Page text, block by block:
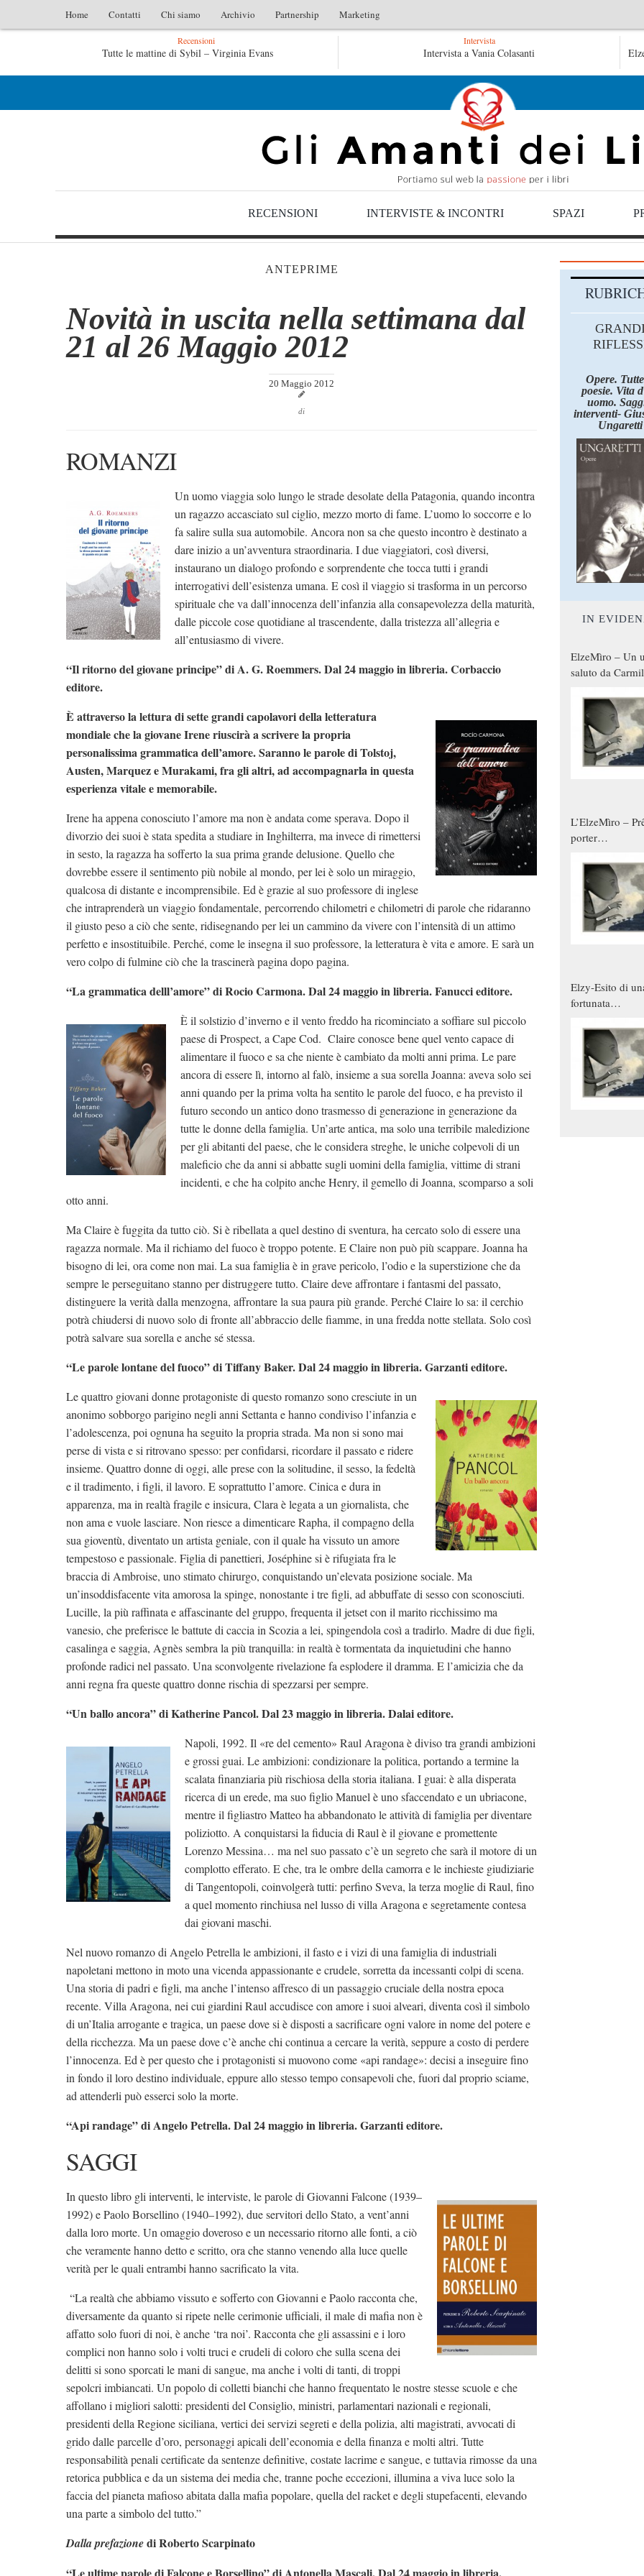
Home Contatti Chi siamo Archivio Partnership Marketing
Recensioni
L’idraulico non verrà – Fruttero & Lucentini Le anime salve di Fabrizio De André – Jan Gaggetta
Le anime salve di Fabrizio De André – Jan Gaggetta
Intervista
Intervista a Vania Colasanti
RECENSIONI INTERVISTE & INCONTRI SPAZI
ANTEPRIME
Novità in uscita nella settimana dal
21 al 26 Maggio 2012
20 Maggio 2012
di
ROMANZI
Un uomo viaggia solo lungo le strade desolate della Patagonia, quando incontra
un ragazzo accasciato sul ciglio, mezzo morto di fame. L’uomo lo soccorre e lo
fa salire sulla sua automobile. Ancora non sa che questo incontro è destinato a
dare inizio a un’avventura straordinaria. I due viaggiatori, così diversi,
instaurano un dialogo profondo e sorprendente che tocca tutti i grandi
interrogativi dell’esistenza umana. E così il viaggio si trasforma in un percorso
spirituale che va dall’innocenza dell’infanzia alla consapevolezza della maturità,
dalle piccole cose quotidiane al trascendente, dalla tristezza all’allegria e
all’entusiasmo di vivere.
“Il ritorno del giovane principe” di A. G. Roemmers. Dal 24 maggio in libreria. Corbaccio
editore.
È attraverso la lettura di sette grandi capolavori della letteratura
mondiale che la giovane Irene riuscirà a scrivere la propria
personalissima grammatica dell’amore. Saranno le parole di Tolstoj,
Austen, Marquez e Murakami, fra gli altri, ad accompagnarla in questa
esperienza vitale e memorabile.
Irene ha appena conosciuto l’amore ma non è andata come sperava. Dopo il
divorzio dei suoi è stata spedita a studiare in Inghilterra, ma invece di rimettersi
in sesto, la ragazza ha sofferto la sua prima grande delusione. Quello che
dovrebbe essere il sentimento più nobile al mondo, per lei è solo un miraggio,
qualcosa di distante e incomprensibile. Ed è grazie al suo professore di inglese
che intraprenderà un viaggio fondamentale, percorrendo chilometri e chilometri di parole che ridaranno
il giusto peso a ciò che sente, ridisegnando per lei un cammino da vivere con l’intensità di un attimo
perfetto e insostituibile. Perché, come le insegna il suo professore, la letteratura è vita e amore. E sarà un
vero colpo di fulmine ciò che la trascinerà pagina dopo pagina.
“La grammatica delll’amore” di Rocio Carmona. Dal 24 maggio in libreria. Fanucci editore.
È il solstizio d’inverno e il vento freddo ha ricominciato a soffiare sul piccolo
paese di Prospect, a Cape Cod. Claire conosce bene quel vento capace di
alimentare il fuoco e sa che niente è cambiato da molti anni prima. Le pare
ancora di essere lì, intorno al falò, insieme a sua sorella Joanna: aveva solo sei
anni quando per la prima volta ha sentito le parole del fuoco, e ha previsto il
futuro secondo un antico dono trasmesso di generazione in generazione da
tutte le donne della famiglia. Un’arte antica, ma solo una terribile maledizione
per gli abitanti del paese, che le considera streghe, le uniche colpevoli di un
maleficio che da anni si abbatte sugli uomini della famiglia, vittime di strani
incidenti, e che ha colpito anche Henry, il gemello di Joanna, scomparso a soli
otto anni.
Ma Claire è fuggita da tutto ciò. Si è ribellata a quel destino di sventura, ha cercato solo di essere una
ragazza normale. Ma il richiamo del fuoco è troppo potente. E Claire non può più scappare. Joanna ha
bisogno di lei, ora come non mai. La sua famiglia è in grave pericolo, l’odio e la superstizione che da
sempre le perseguitano stanno per distruggere tutto. Claire deve affrontare i fantasmi del passato,
distinguere la verità dalla menzogna, affrontare la sua paura più grande. Perché Claire lo sa: il cerchio
potrà chiudersi di nuovo solo di fronte all’abbraccio delle fiamme, in una fredda notte stellata. Solo così
potrà salvare sua sorella e anche sé stessa.
“Le parole lontane del fuoco” di Tiffany Baker. Dal 24 maggio in libreria. Garzanti editore.
Le quattro giovani donne protagoniste di questo romanzo sono cresciute in un
anonimo sobborgo parigino negli anni Settanta e hanno condiviso l’infanzia e
l’adolescenza, poi ognuna ha seguito la propria strada. Ma non si sono mai
perse di vista e si ritrovano spesso: per confidarsi, ricordare il passato e ridere
insieme. Quattro donne di oggi, alle prese con la solitudine, il sesso, la fedeltà
e il tradimento, i figli, il lavoro. E soprattutto l’amore. Cinica e dura in
apparenza, ma in realtà fragile e insicura, Clara è legata a un giornalista, che
non ama e vuole lasciare. Non riesce a dimenticare Rapha, il compagno della
sua gioventù, diventato un artista geniale, con il quale ha vissuto un amore
tempestoso e passionale. Figlia di panettieri, Joséphine si è rifugiata fra le
braccia di Ambroise, uno stimato chirurgo, conquistando un’elevata posizione sociale. Ma
un’insoddisfacente vita amorosa la spinge, nonostante i tre figli, ad abbuffate di sesso con sconosciuti.
Lucille, la più raffinata e affascinante del gruppo, frequenta il jetset con il marito ricchissimo ma
vanesio, che preferisce le battute di caccia in Scozia a lei, spingendola così a tradirlo. Madre di due figli,
casalinga e saggia, Agnès sembra la più tranquilla: in realtà è tormentata da inquietudini che hanno
profonde radici nel passato. Una sconvolgente rivelazione fa esplodere il dramma. E l’amicizia che da
anni regna fra queste quattro donne rischia di spezzarsi per sempre.
“Un ballo ancora” di Katherine Pancol. Dal 23 maggio in libreria. Dalai editore.
Napoli, 1992. Il «re del cemento» Raul Aragona è diviso tra grandi ambizioni
e grossi guai. Le ambizioni: condizionare la politica, portando a termine la
scalata finanziaria più rischiosa della storia italiana. I guai: è alla disperata
ricerca di un erede, ma suo figlio Manuel è uno sfaccendato e un ubriacone,
mentre il figliastro Matteo ha abbandonato le attività di famiglia per diventare
poliziotto. A conquistarsi la fiducia di Raul è il giovane e promettente
Lorenzo Messina… ma nel suo passato c’è un segreto che sarà il motore di un
complotto efferato. E che, tra le ombre della camorra e le inchieste giudiziarie
di Tangentopoli, coinvolgerà tutti: perfino Sveva, la terza moglie di Raul, fino
a quel momento rinchiusa nel lusso di villa Aragona e segretamente contesa
dai giovani maschi.
Nel nuovo romanzo di Angelo Petrella le ambizioni, il fasto e i vizi di una famiglia di industriali
napoletani mettono in moto una vicenda appassionante e crudele, sorretta da incessanti colpi di scena.
Una storia di padri e figli, ma anche l’intenso affresco di un passaggio cruciale della nostra epoca
recente. Villa Aragona, nei cui giardini Raul accudisce con amore i suoi alveari, diventa così il simbolo
di un’Italia arrogante e tragica, un paese dove si è disposti a sacrificare ogni valore in nome del potere e
della ricchezza. Ma un paese dove c’è anche chi continua a cercare la verità, seppure a costo di perdere
l’innocenza. Ed è per questo che i protagonisti si muovono come «api randage»: decisi a inseguire fino
in fondo il loro destino individuale, eppure allo stesso tempo consapevoli che, fuori dal proprio sciame,
ad attenderli può esserci solo la morte.
“Api randage” di Angelo Petrella. Dal 24 maggio in libreria. Garzanti editore.
SAGGI
In questo libro gli interventi, le interviste, le parole di Giovanni Falcone (1939–
1992) e Paolo Borsellino (1940–1992), due servitori dello Stato, a vent’anni
dalla loro morte. Un omaggio doveroso e un necessario ritorno alle fonti, a ciò
che veramente hanno detto e scritto, ora che stanno venendo alla luce quelle
verità per le quali entrambi hanno sacrificato la vita.
“La realtà che abbiamo vissuto e sofferto con Giovanni e Paolo racconta che,
diversamente da quanto si ripete nelle cerimonie ufficiali, il male di mafia non è
affatto solo fuori di noi, è anche ‘tra noi’. Racconta che gli assassini e i loro
complici non hanno solo i volti truci e crudeli di coloro che sulla scena dei
delitti si sono sporcati le mani di sangue, ma anche i volti di tanti, di troppi
sepolcri imbiancati. Un popolo di colletti bianchi che hanno frequentato le nostre stesse scuole e che
affollano i migliori salotti: presidenti del Consiglio, ministri, parlamentari nazionali e regionali,
presidenti della Regione siciliana, vertici dei servizi segreti e della polizia, alti magistrati, avvocati di
grido dalle parcelle d’oro, personaggi apicali dell’economia e della finanza e molti altri. Tutte
responsabilità penali certificate da sentenze definitive, costate lacrime e sangue, e tuttavia rimosse da una
retorica pubblica e da un sistema dei media che, tranne poche eccezioni, illumina a viva luce solo la
faccia del pianeta mafioso abitata dalla mafia popolare, quella del racket e degli stupefacenti, elevando
una parte a simbolo del tutto.”
Dalla prefazionedi Roberto Scarpinato
Opere.
poesie. Vita
uomo.
interventi-
Ungaretti
IN
ElzeMìro – Un
saluto da
qualche modo
donne
L’ElzeMìro –
porter
Elzy-Esito di
fortunata